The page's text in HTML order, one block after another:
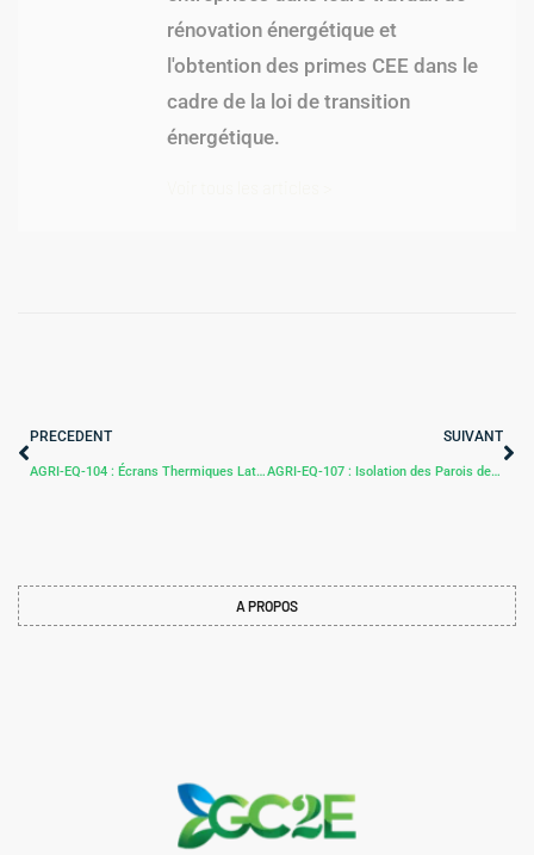
rénovation énergétique et
l'obtention des primes CEE dans le
cadre de la loi de transition
énergétique.
PRECEDENT
AGRI-EQ-104 : Écrans Thermiques Latéraux pour Serres Agricoles
SUIVANT
AGRI-EQ-107 : Isolation des Parois de Serre pour Améliorer l’Efficacité Énergétique
A PROPOS